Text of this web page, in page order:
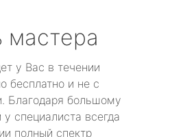
мастера
у Вас в течении
бесплатно и не с
Благодаря большому
специалиста всегда
полный спектр